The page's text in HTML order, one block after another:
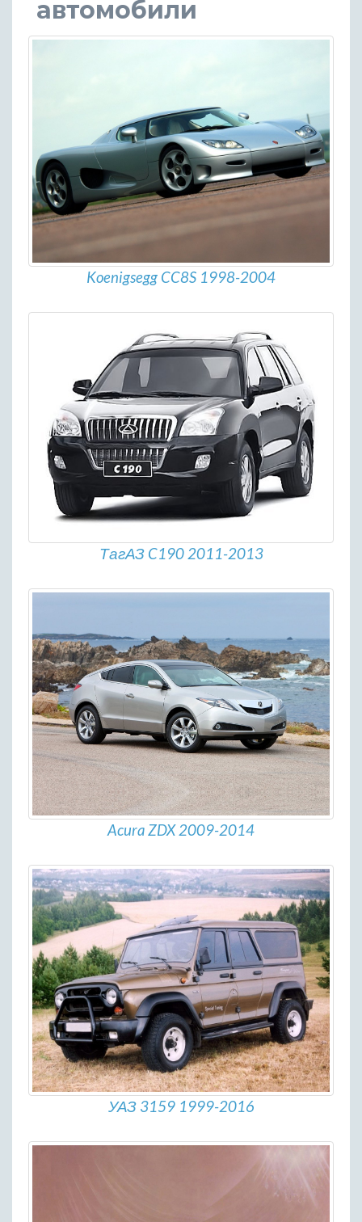
автомобили
Koenigsegg CC8S 1998-2004
ТагАЗ C190 2011-2013
Acura ZDX 2009-2014
УАЗ 3159 1999-2016